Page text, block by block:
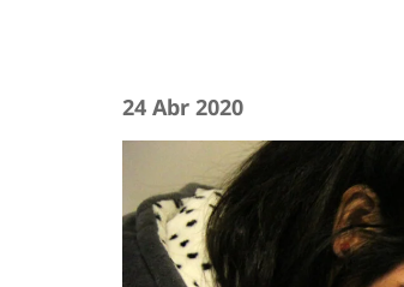
24 Abr 2020